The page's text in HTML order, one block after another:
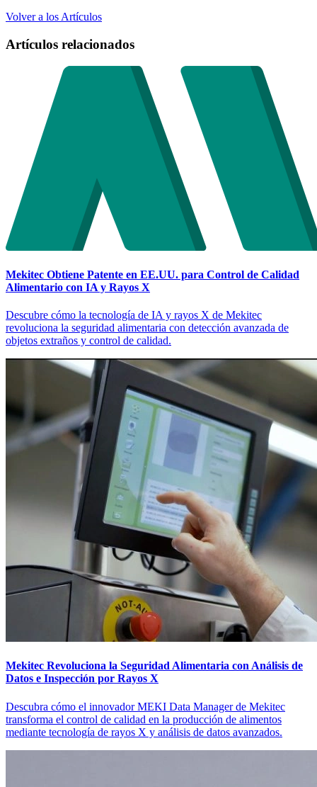
Volver a los Artículos
Artículos relacionados
Mekitec Obtiene Patente en EE.UU. para Control de Calidad
Alimentario con IA y Rayos X
Descubre cómo la tecnología de IA y rayos X de Mekitec
revoluciona la seguridad alimentaria con detección avanzada de
objetos extraños y control de calidad.
Mekitec Revoluciona la Seguridad Alimentaria con Análisis de
Datos e Inspección por Rayos X
Descubra cómo el innovador MEKI Data Manager de Mekitec
transforma el control de calidad en la producción de alimentos
mediante tecnología de rayos X y análisis de datos avanzados.